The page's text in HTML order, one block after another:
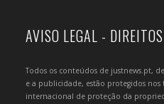
AVISO LEGAL -
Todos os conteúdos de justnews.pt,
e a publicidade, estão protegidos
internacional de proteção da